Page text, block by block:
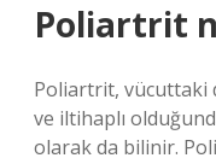
Poliartrit
Poliartrit, vücuttaki
ve iltihaplı
olarak da bilinir.